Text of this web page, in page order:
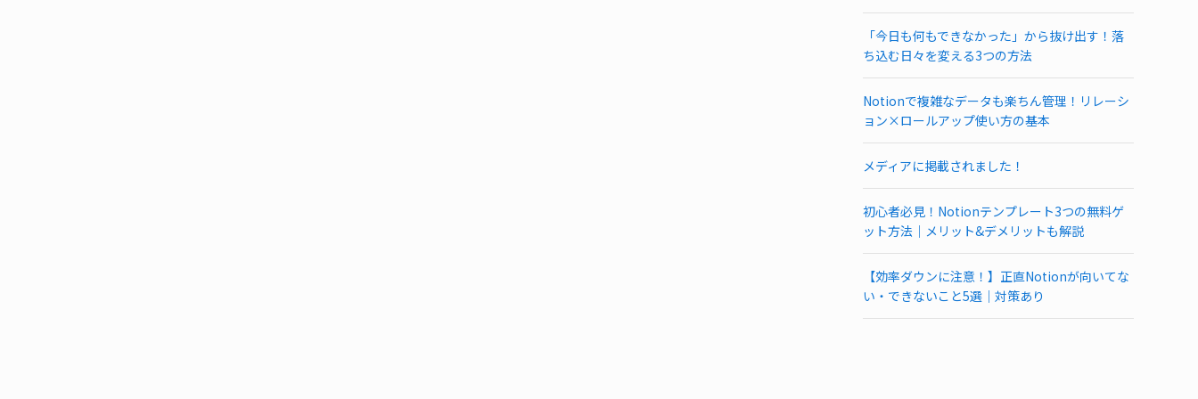
「今日も何もできなかった」から抜け出す！落
ち込む日々を変える3つの方法
Notionで複雑なデータも楽ちん管理！リレーシ
ョン×ロールアップ使い方の基本
メディアに掲載されました！
初心者必見！Notionテンプレート3つの無料ゲ
ット方法｜メリット&デメリットも解説
【効率ダウンに注意！】正直Notionが向いてな
い・できないこと5選｜対策あり